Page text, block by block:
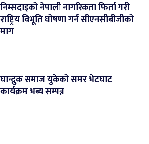
निम्सदाइको नेपाली नागरिकता फिर्ता गरी
राष्ट्रिय विभूति घोषणा गर्न सीएनसीबीजीको
माग
घान्द्रुक समाज युकेको समर भेटघाट
कार्यक्रम भब्य सम्पन्न